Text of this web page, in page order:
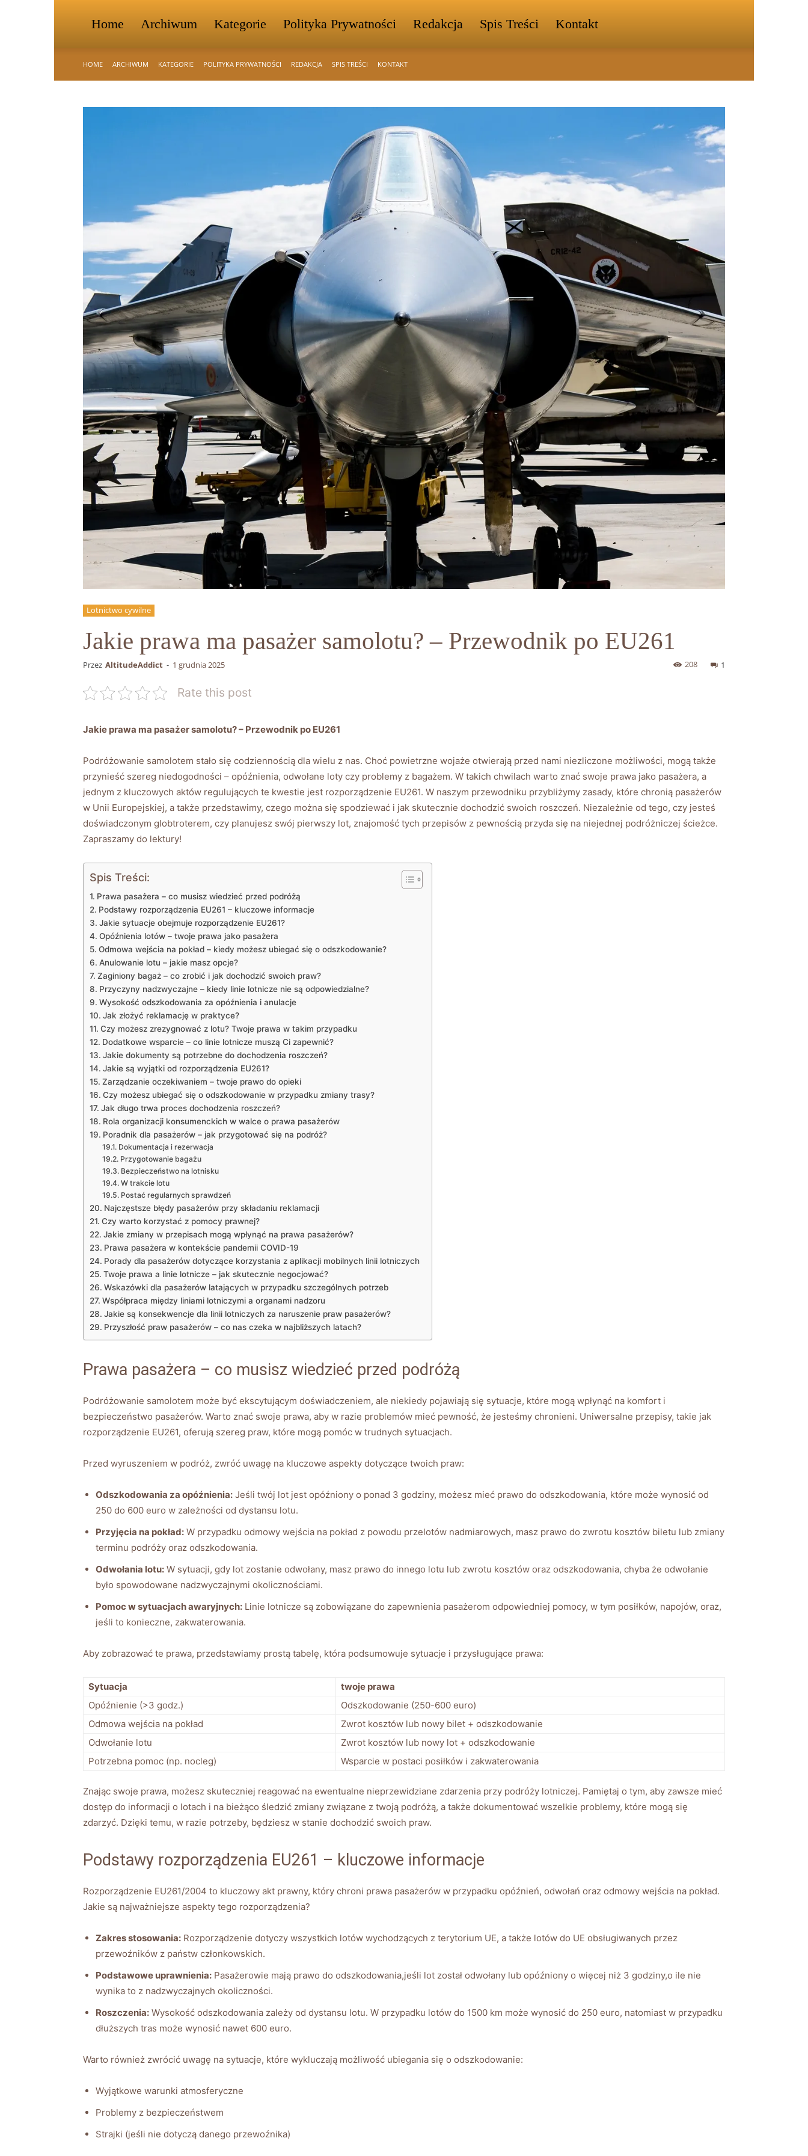
Home Archiwum Kategorie Polityka Prywatności Redakcja Spis Treści Kontakt
HOME ARCHIWUM KATEGORIE POLITYKA PRYWATNOŚCI REDAKCJA SPIS TREŚCI KONTAKT
Lotnictwo cywilne
Jakie prawa ma pasażer samolotu? – Przewodnik po EU261
Przez AltitudeAddict - 1 grudnia 2025 1
208
Rate this post
Jakie prawa ma pasażer samolotu? – Przewodnik po EU261
Podróżowanie samolotem stało się codziennością dla wielu z nas. Choć powietrzne wojaże otwierają przed nami niezliczone możliwości, mogą także
przynieść szereg niedogodności – opóźnienia, odwołane loty czy problemy z bagażem. W takich chwilach warto znać swoje prawa jako pasażera, a
jednym z kluczowych aktów regulujących te kwestie jest rozporządzenie EU261. W naszym przewodniku przybliżymy zasady, które chronią pasażerów
w Unii Europejskiej, a także przedstawimy, czego można się spodziewać i jak skutecznie dochodzić swoich roszczeń. Niezależnie od tego, czy jesteś
doświadczonym globtroterem, czy planujesz swój pierwszy lot, znajomość tych przepisów z pewnością przyda się na niejednej podróżniczej ścieżce.
Zapraszamy do lektury!
Spis Treści:
Prawa pasażera – co musisz wiedzieć przed podróżą
Podstawy rozporządzenia EU261 – kluczowe informacje
Jakie sytuacje obejmuje rozporządzenie EU261?
Opóźnienia lotów – twoje prawa jako pasażera
Odmowa wejścia na pokład – kiedy możesz ubiegać się o odszkodowanie?
Anulowanie lotu – jakie masz opcje?
Zaginiony bagaż – co zrobić i jak dochodzić swoich praw?
Przyczyny nadzwyczajne – kiedy linie lotnicze nie są odpowiedzialne?
Wysokość odszkodowania za opóźnienia i anulacje
Jak złożyć reklamację w praktyce?
Czy możesz zrezygnować z lotu? Twoje prawa w takim przypadku
Dodatkowe wsparcie – co linie lotnicze muszą Ci zapewnić?
Jakie dokumenty są potrzebne do dochodzenia roszczeń?
Jakie są wyjątki od rozporządzenia EU261?
Zarządzanie oczekiwaniem – twoje prawo do opieki
Czy możesz ubiegać się o odszkodowanie w przypadku zmiany trasy?
Jak długo trwa proces dochodzenia roszczeń?
Rola organizacji konsumenckich w walce o prawa pasażerów
Poradnik dla pasażerów – jak przygotować się na podróż?
Dokumentacja i rezerwacja
Przygotowanie bagażu
Bezpieczeństwo na lotnisku
W trakcie lotu
Postać regularnych sprawdzeń
Najczęstsze błędy pasażerów przy składaniu reklamacji
Czy warto korzystać z pomocy prawnej?
Jakie zmiany w przepisach mogą wpłynąć na prawa pasażerów?
Prawa pasażera w kontekście pandemii COVID-19
Porady dla pasażerów dotyczące korzystania z aplikacji mobilnych linii lotniczych
Twoje prawa a linie lotnicze – jak skutecznie negocjować?
Wskazówki dla pasażerów latających w przypadku szczególnych potrzeb
Współpraca między liniami lotniczymi a organami nadzoru
Jakie są konsekwencje dla linii lotniczych za naruszenie praw pasażerów?
Przyszłość praw pasażerów – co nas czeka w najbliższych latach?
Prawa pasażera – co musisz wiedzieć przed podróżą
Podróżowanie samolotem może być ekscytującym doświadczeniem, ale niekiedy pojawiają się sytuacje, które mogą wpłynąć na komfort i
bezpieczeństwo pasażerów. Warto znać swoje prawa, aby w razie problemów mieć pewność, że jesteśmy chronieni. Uniwersalne przepisy, takie jak
rozporządzenie EU261, oferują szereg praw, które mogą pomóc w trudnych sytuacjach.
Przed wyruszeniem w podróż, zwróć uwagę na kluczowe aspekty dotyczące twoich praw:
Odszkodowania za opóźnienia: Jeśli twój lot jest opóźniony o ponad 3 godziny, możesz mieć prawo do odszkodowania, które może wynosić od
250 do 600 euro w zależności od dystansu lotu.
Przyjęcia na pokład: W przypadku odmowy wejścia na pokład z powodu przelotów nadmiarowych, masz prawo do zwrotu kosztów biletu lub zmiany
terminu podróży oraz odszkodowania.
Odwołania lotu: W sytuacji, gdy lot zostanie odwołany, masz prawo do innego lotu lub zwrotu kosztów oraz odszkodowania, chyba że odwołanie
było spowodowane nadzwyczajnymi okolicznościami.
Pomoc w sytuacjach awaryjnych: Linie lotnicze są zobowiązane do zapewnienia pasażerom odpowiedniej pomocy, w tym posiłków, napojów, oraz,
jeśli to konieczne, zakwaterowania.
Aby zobrazować te prawa, przedstawiamy prostą tabelę, która podsumowuje sytuacje i przysługujące prawa:
Sytuacja
twoje prawa
Opóźnienie (>3 godz.)
Odszkodowanie (250-600 euro)
Odmowa wejścia na pokład
Zwrot kosztów lub nowy bilet + odszkodowanie
Odwołanie lotu
Zwrot kosztów lub nowy lot + odszkodowanie
Potrzebna pomoc (np. nocleg)
Wsparcie w postaci posiłków i zakwaterowania
Znając swoje prawa, możesz skuteczniej reagować na ewentualne nieprzewidziane zdarzenia przy podróży lotniczej. Pamiętaj o tym, aby zawsze mieć
dostęp do informacji o lotach i na bieżąco śledzić zmiany związane z twoją podróżą, a także dokumentować wszelkie problemy, które mogą się
zdarzyć. Dzięki temu, w razie potrzeby, będziesz w stanie dochodzić swoich praw.
Podstawy rozporządzenia EU261 – kluczowe informacje
Rozporządzenie EU261/2004 to kluczowy akt prawny, który chroni prawa pasażerów w przypadku opóźnień, odwołań oraz odmowy wejścia na pokład.
Jakie są najważniejsze aspekty tego rozporządzenia?
Zakres stosowania: Rozporządzenie dotyczy wszystkich lotów wychodzących z terytorium UE, a także lotów do UE obsługiwanych przez
przewoźników z państw członkowskich.
Podstawowe uprawnienia: Pasażerowie mają prawo do odszkodowania,jeśli lot został odwołany lub opóźniony o więcej niż 3 godziny,o ile nie
wynika to z nadzwyczajnych okoliczności.
Roszczenia: Wysokość odszkodowania zależy od dystansu lotu. W przypadku lotów do 1500 km może wynosić do 250 euro, natomiast w przypadku
dłuższych tras może wynosić nawet 600 euro.
Warto również zwrócić uwagę na sytuacje, które wykluczają możliwość ubiegania się o odszkodowanie:
Wyjątkowe warunki atmosferyczne
Problemy z bezpieczeństwem
Strajki (jeśli nie dotyczą danego przewoźnika)